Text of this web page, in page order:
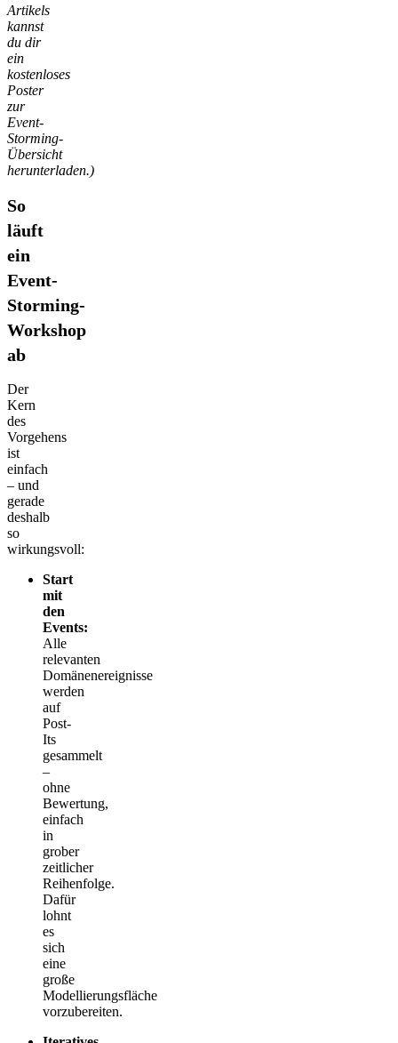
Artikels
kannst
du dir
ein
kostenloses
Poster
zur
Event-
Storming-
Übersicht
herunterladen.)
So
läuft
ein
Event-
Storming-
Workshop
ab
Der
Kern
des
Vorgehens
ist
einfach
– und
gerade
deshalb
so
wirkungsvoll:
Start
mit
den
Events:
Alle
relevanten
Domänenereignisse
werden
auf
Post-
Its
gesammelt
–
ohne
Bewertung,
einfach
in
grober
zeitlicher
Reihenfolge.
Dafür
lohnt
es
sich
eine
große
Modellierungsfläche
vorzubereiten.